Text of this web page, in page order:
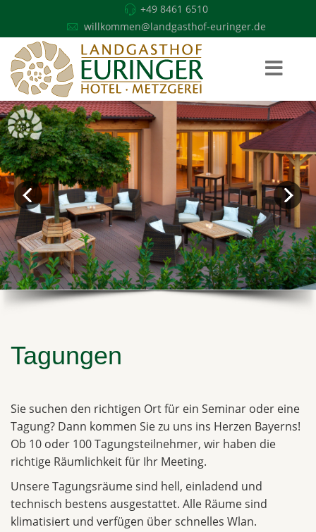
+49 8461 6510
willkommen@landgasthof-euringer.de
Tagungen
Sie suchen den richtigen Ort für ein Seminar oder eine
Tagung? Dann kommen Sie zu uns ins Herzen Bayerns!
Ob 10 oder 100 Tagungsteilnehmer, wir haben die
richtige Räumlichkeit für Ihr Meeting.
Unsere Tagungsräume sind hell, einladend und
technisch bestens ausgestattet. Alle Räume sind
klimatisiert und verfügen über schnelles Wlan.